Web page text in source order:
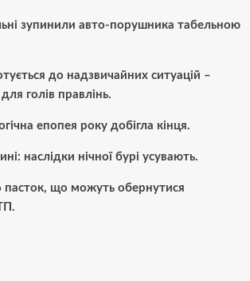
зупинили авто-порушника табельною
до надзвичайних ситуацій –
голів правлінь.
епопея року добігла кінця.
наслідки нічної бурі усувають.
що можуть обернутися